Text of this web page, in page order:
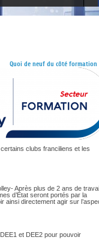
Quoi de neuf du côté formation
clubs franciliens et les
Après plus de 2 ans de
d’Etat seront portés par la
ainsi directement agir sur
et DEE2 pour pouvoir